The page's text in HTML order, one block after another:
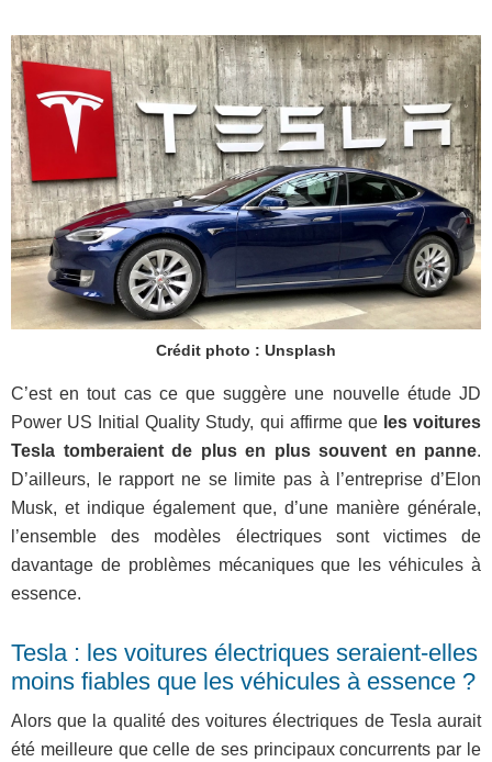
Crédit photo : Unsplash
C’est en tout cas ce que suggère une nouvelle étude JD
Power US Initial Quality Study, qui affirme queles voitures
Tesla tomberaient de plus en plus souvent en panne.
D’ailleurs, le rapport ne se limite pas à l’entreprise d’Elon
Musk, et indique également que, d’une manière générale,
l’ensemble des modèles électriques sont victimes de
davantage de problèmes mécaniques que les véhicules à
essence.
Tesla : les voitures électriques seraient-elles
moins fiables que les véhicules à essence ?
Alors que la qualité des voitures électriques de Tesla aurait
été meilleure que celle de ses principaux concurrents par le